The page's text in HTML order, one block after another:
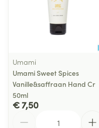
Umami
Umami Sweet Spices
Vanille&saffraan Hand Cr
50ml
€ 7,50